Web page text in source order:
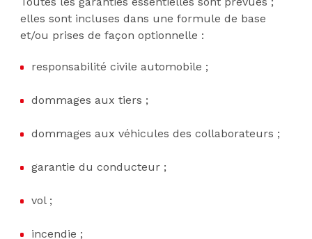
elles sont incluses dans une formule de base
et/ou prises de façon optionnelle :
responsabilité civile automobile ;
dommages aux tiers ;
dommages aux véhicules des collaborateurs ;
garantie du conducteur ;
vol ;
incendie ;